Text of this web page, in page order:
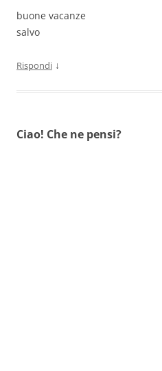
buone vacanze
salvo
Rispondi ↓
Ciao! Che ne pensi?